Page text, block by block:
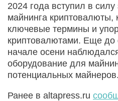
2024 года вступил в
майнинга криптовалюты,
ключевые термины и
криптовалютами. Еще до
начале осени
оборудование для
потенциальных майнеров.
Ранее в altapress.ru